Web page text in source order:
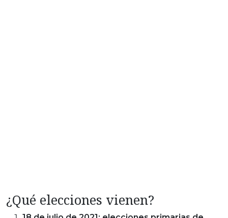
¿Qué elecciones vienen?